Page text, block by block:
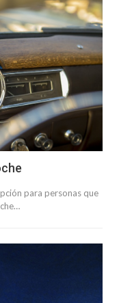
para personas que